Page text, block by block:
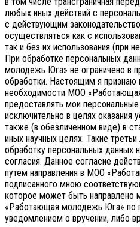
любых иных действий с
с действующим
осуществляться как с
так и без их использования (при
При обработке персональных
молодежь Юга» не ограничено в
обработки. Настоящим я
необходимости МОО
предоставлять мои
исключительно в целях оказания
также (в обезличенном виде) в
иных научных целях. Такие
обработку персональных данных
согласия. Данное согласие
путем направления в МОО
подписанного мною
которое может быть
«Работающая молодежь Юга» по
уведомлением о вручении, либо